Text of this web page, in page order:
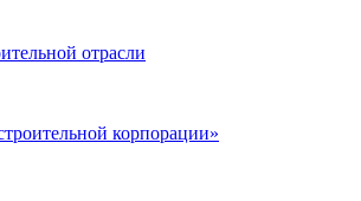
отрасли
корпорации»